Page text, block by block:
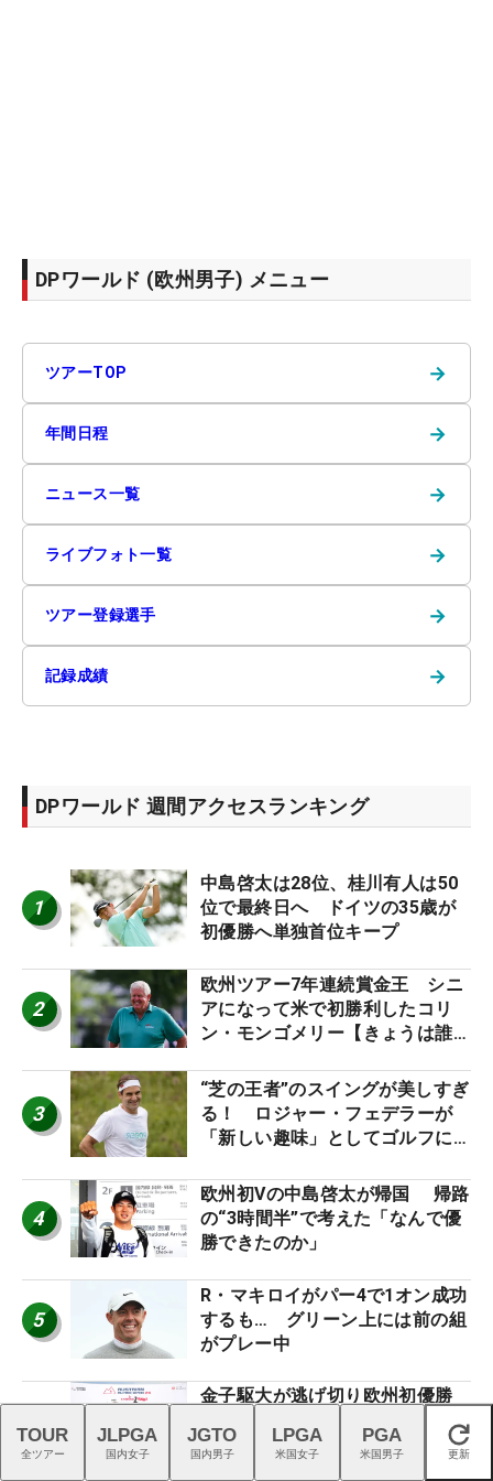
DPワールド (欧州男子) メニュー
ツアーTOP →
年間日程 →
ニュース一覧 →
ライブフォト一覧 →
ツアー登録選手 →
記録成績 →
DPワールド 週間アクセスランキング
1
中島啓太は28位、桂川有人は50
位で最終日へ ドイツの35歳が
初優勝へ単独首位キープ
2
欧州ツアー7年連続賞金王 シニ
アになって米で初勝利したコリ
ン・モンゴメリー【きょうは誰の
3
“芝の王者”のスイングが美しすぎ
る！ ロジャー・フェデラーが
「新しい趣味」としてゴルフに挑
4
欧州初Vの中島啓太が帰国 帰路
の“3時間半”で考えた「なんで優
勝できたのか」
5
R・マキロイがパー4で1オン成功
するも… グリーン上には前の組
がプレー中
金子駆大が逃げ切り欧州初優勝
「まさか優勝できるとは」 日本
勢史上7人目の快挙
閉じる
TOUR
全ツアー
JLPGA
国内女子
JGTO
国内男子
LPGA
米国女子
PGA
米国男子 更新